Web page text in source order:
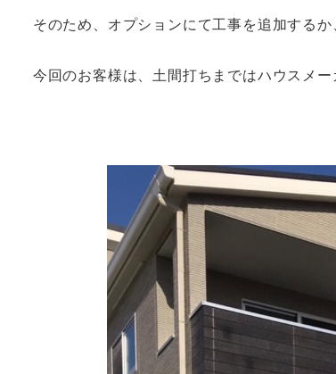
そのため、オプションにて工事を追加する
今回のお客様は、土間打ちまではハウスメ